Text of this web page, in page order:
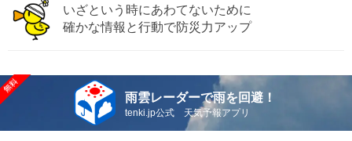
いざという時にあわてないために
確かな情報と行動で防災力アップ
雨雲レーダーで雨を回避！
tenki.jp公式 天気予報アプリ